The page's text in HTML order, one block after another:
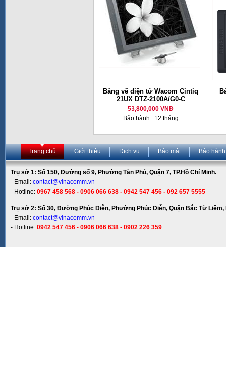
Bảng vẽ điện tử Wacom Cintiq
21UX DTZ-2100A/G0-C
53,800,000 VNĐ
Bảo hành : 12 tháng
Trang chủ Giới thiệu Dịch vụ Bảo mật Bảo hành
Trụ sở 1: Số 150, Đường số 9, Phường Tân Phú, Quận 7, TP.Hồ Chí Minh.
- Email: contact@vinacomm.vn
- Hotline: 0967 458 568 - 0906 066 638 - 0942 547 456 - 092 657 5555
Trụ sở 2: Số 30, Đường Phúc Diễn, Phường Phúc Diễn, Quận Bắc Từ Liêm,
- Email: contact@vinacomm.vn
- Hotline: 0942 547 456 - 0906 066 638 - 0902 226 359